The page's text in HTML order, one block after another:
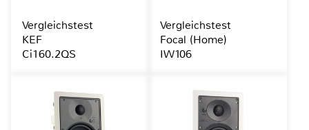
Vergleichstest
KEF
Ci160.2QS
Vergleichstest
Focal (Home)
IW106